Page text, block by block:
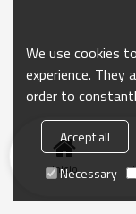
Inicio
We use cookies
experience. They
order to
Accept all
Necessary